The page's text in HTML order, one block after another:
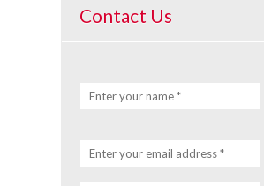
Contact Us
Enter your name *
Enter your email address *